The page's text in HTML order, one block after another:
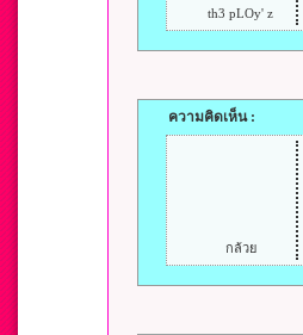
th3 pLOy' z
ความคิดเห็น :
กล้วย